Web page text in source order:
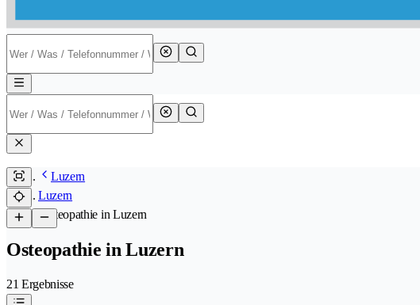
Luzern
Luzern
/Osteopathie in Luzern
Osteopathie in Luzern
21 Ergebnisse